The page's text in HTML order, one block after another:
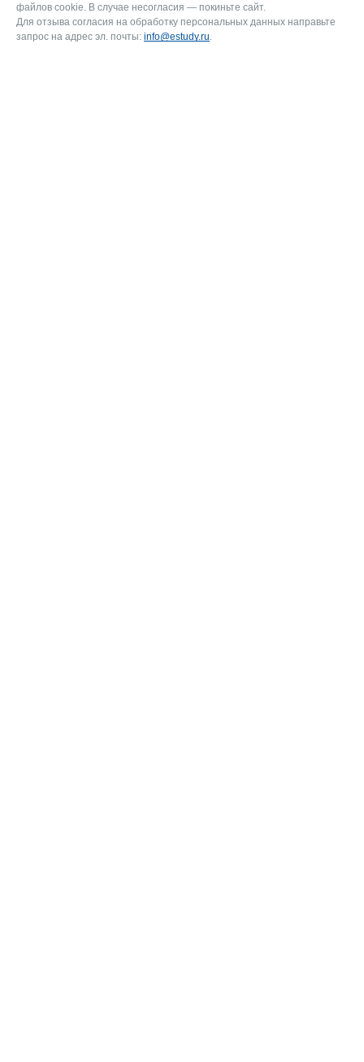
файлов cookie. В случае несогласия — покиньте сайт.
Для отзыва согласия на обработку персональных данных направьте
запрос на адрес эл. почты: info@estudy.ru.